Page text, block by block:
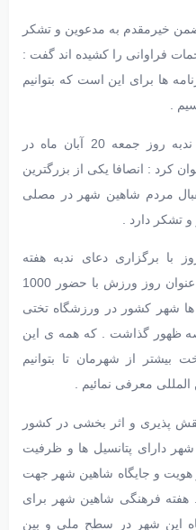
خیرمقدم به مدعوین و تشکر
فراوانی را کشیده اند گفت :
ها برای این است که بتوانیم
.
ایشان با اشاره به برگزاری دعای ندبه روز جمعه 20 آبان ماه در
کرد : انصافا یکی از بزرگترین
مردم شاهین شهر در مصلی
تشکر دارد .
با برگزاری دعای ندبه هفته
فرهنگی شاهین شهر آغاز شد و به عنوان روز ورزش با حضور 1000
ها شهر کشور در ورزشگاه تختی
ظهور گذاشت . که همه ی این
بیشتر از شهرمان تا بتوانیم
معرفی نمائیم .
پذیری و اثر بخشی در کشور
دارای پتانسیل ها و ظرفیت
هویت و جایگاه شاهین شهر جهت
. هفته فرهنگی شاهین شهر برای
این شهر در سطح ملی و بین